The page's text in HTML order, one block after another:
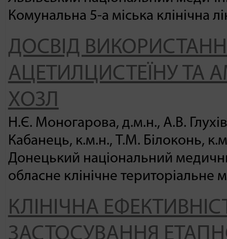
Комунальна 5-а міська клінічна
ДОСВІД
АЦЕТИЛЦИСТЕЇНУ ТА
ХОЗЛ
Н.Є. Моногарова, д.м.н., А.В.
Кабанець, к.м.н., Т.М. Білоконь,
Донецький національний
обласне клінічне
КЛІНІЧНА
ЗАСТОСУВАННЯ